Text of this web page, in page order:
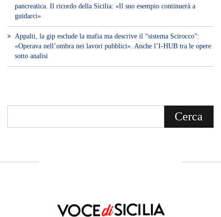
pancreatica. Il ricordo della Sicilia: «Il suo esempio continuerà a
guidarci»
Appalti, la gip esclude la mafia ma descrive il “sistema Scirocco”:
«Operava nell’ombra nei lavori pubblici». Anche l’I-HUB tra le opere
sotto analisi